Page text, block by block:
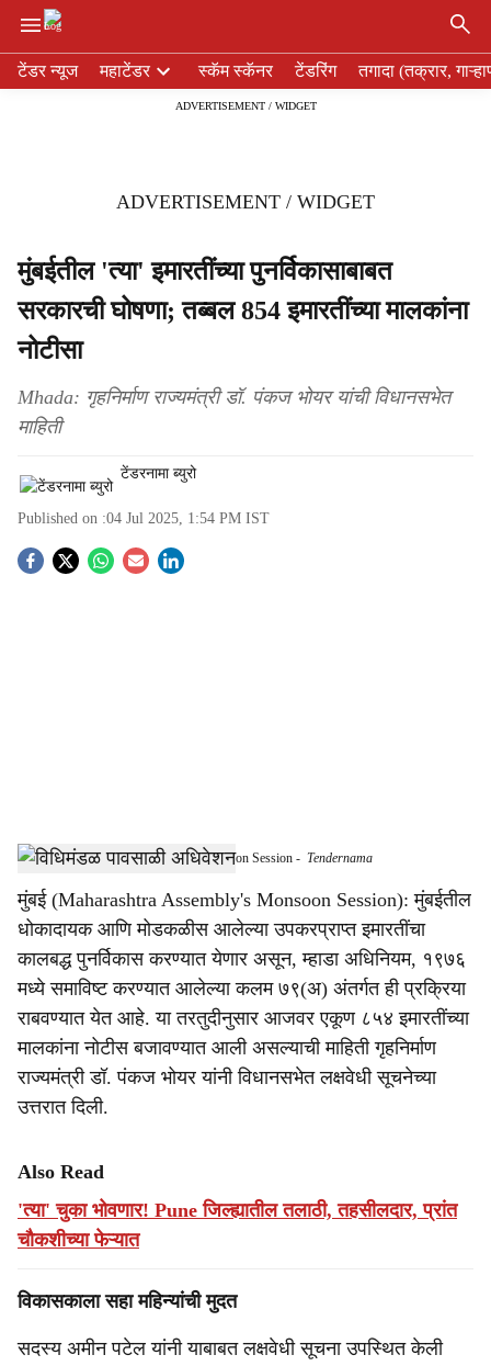
e
टेंडर न्यूज महाटेंडर स्कॅम स्कॅनर टेंडरिंग तगादा (तक्रार,
ADVERTISEMENT / WIDGET
ADVERTISEMENT / WIDGET
मुंबईतील 'त्या' इमारतींच्या पुनर्विकासाबाबत
सरकारची घोषणा; तब्बल 854 इमारतींच्या मालकांना
नोटीसा
Mhada: गृहनिर्माण राज्यमंत्री डॉ. पंकज भोयर यांची विधानसभेत
माहिती
टेंडरनामा ब्युरो
Published on :04 Jul 2025, 1:54 PM IST
S
a
r
e
Mumbai, Maharashtra Assembly's Monsoon Session - Tendernama
मुंबई (Maharashtra Assembly's Monsoon Session): मुंबईतील
धोकादायक आणि मोडकळीस आलेल्या उपकरप्राप्त इमारतींचा
कालबद्ध पुनर्विकास करण्यात येणार असून, म्हाडा अधिनियम, १९७६
मध्ये समाविष्ट करण्यात आलेल्या कलम ७९(अ) अंतर्गत ही प्रक्रिया
राबवण्यात येत आहे. या तरतुदीनुसार आजवर एकूण ८५४ इमारतींच्या
मालकांना नोटीस बजावण्यात आली असल्याची माहिती गृहनिर्माण
राज्यमंत्री डॉ. पंकज भोयर यांनी विधानसभेत लक्षवेधी सूचनेच्या
उत्तरात दिली.
Also Read
'त्या' चुका भोवणार! Pune जिल्ह्यातील तलाठी, तहसीलदार, प्रांत
चौकशीच्या फेऱ्यात
विकासकाला सहा महिन्यांची मुदत
सदस्य अमीन पटेल यांनी याबाबत लक्षवेधी सूचना उपस्थित केली